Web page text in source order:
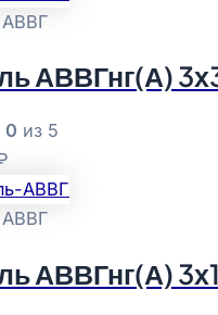
АВВГ
АВВГнг(А)
0 из 5
АВВГ
АВВГнг(А)